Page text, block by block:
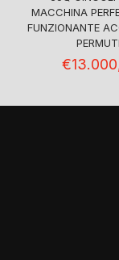
MACCHINA
FUNZIONANTE
€